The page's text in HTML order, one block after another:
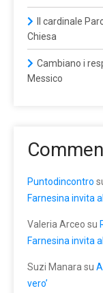
Il cardinale
Chiesa
Cambiano i
Messico
Puntodincontro
Farnesina invita
Valeria Arceo su
Farnesina invita
Suzi Manara su
vero’